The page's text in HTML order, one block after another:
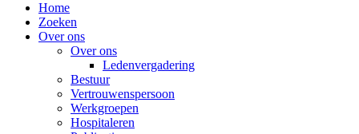
Home
Zoeken
Over ons
Over ons
Ledenvergadering
Bestuur
Vertrouwenspersoon
Werkgroepen
Hospitaleren